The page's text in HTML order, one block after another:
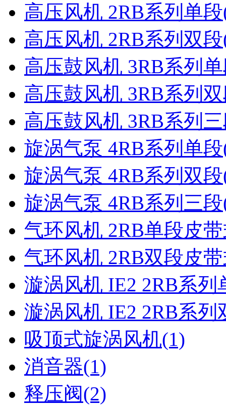
高压风机 2RB系列单段
高压风机 2RB系列双段
高压鼓风机 3RB系列
高压鼓风机 3RB系列
高压鼓风机 3RB系列
旋涡气泵 4RB系列单段
旋涡气泵 4RB系列双段
旋涡气泵 4RB系列三段
气环风机 2RB单段皮
气环风机 2RB双段皮
漩涡风机 IE2 2RB系列
漩涡风机 IE2 2RB系列
吸顶式旋涡风机(1)
消音器(1)
释压阀(2)